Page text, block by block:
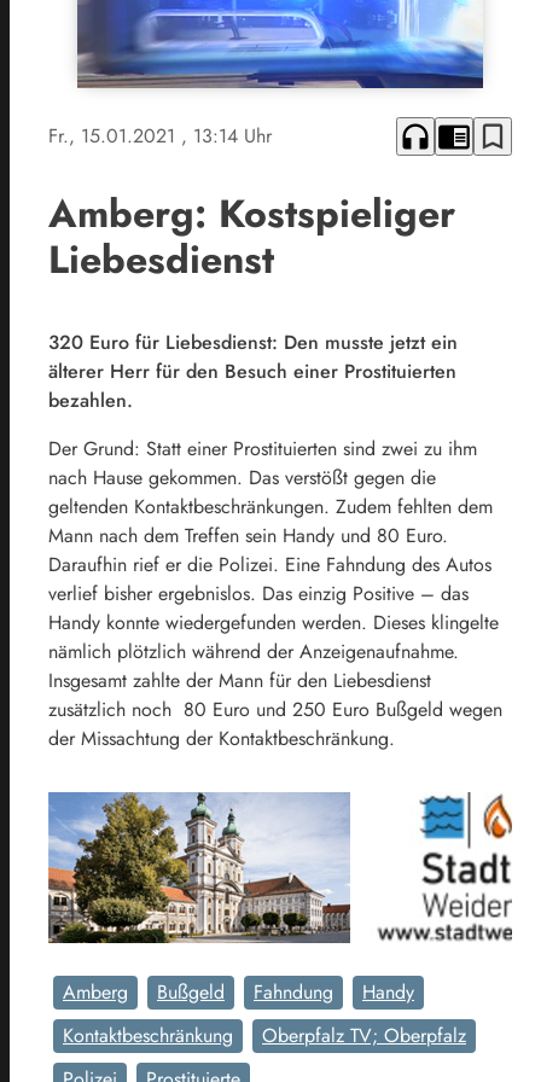
Fr., 15.01.2021 , 13:14 Uhr headphones chrome_reader_mode bookmark_border
Amberg: Kostspieliger
Liebesdienst
320 Euro für Liebesdienst: Den musste jetzt ein
älterer Herr für den Besuch einer Prostituierten
bezahlen.
Der Grund: Statt einer Prostituierten sind zwei zu ihm
nach Hause gekommen. Das verstößt gegen die
geltenden Kontaktbeschränkungen. Zudem fehlten dem
Mann nach dem Treffen sein Handy und 80 Euro.
Daraufhin rief er die Polizei. Eine Fahndung des Autos
verlief bisher ergebnislos. Das einzig Positive – das
Handy konnte wiedergefunden werden. Dieses klingelte
nämlich plötzlich während der Anzeigenaufnahme.
Insgesamt zahlte der Mann für den Liebesdienst
zusätzlich noch 80 Euro und 250 Euro Bußgeld wegen
der Missachtung der Kontaktbeschränkung.
Amberg Bußgeld Fahndung
Handy
Kontaktbeschränkung
Oberpfalz TV; Oberpfalz